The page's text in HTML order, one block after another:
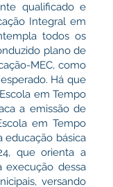
qualificado e
Integral em
todos os
plano de
MEC, como
Há que
em Tempo
a emissão de
em Tempo
educação básica
que orienta a
execução dessa
versando